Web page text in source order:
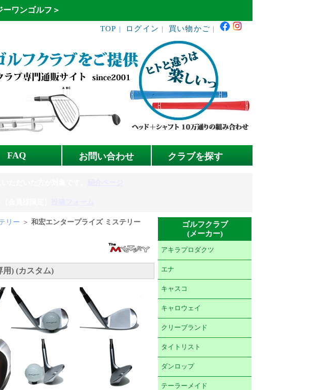
ーワンゴルフ＞
TOP ログイン 買い物かご
FAQ お問い合わせ クラブを探す
リー ＞ 和宏エンタープライズ ミステリー
) (カスタム)
ゴルフクラブ
(メーカー)
アキラプロダクツ
エナ
キャスコ
キャロウェイ
クリーブランド
タイトリスト
ダンロップ
テーラーメイド